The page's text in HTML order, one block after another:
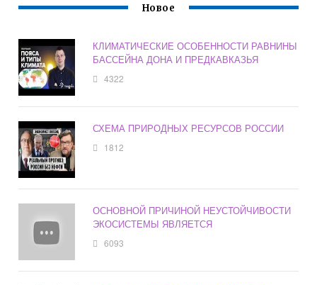
Новое
КЛИМАТИЧЕСКИЕ ОСОБЕННОСТИ РАВНИНЫ
БАССЕЙНА ДОНА И ПРЕДКАВКАЗЬЯ
4322
СХЕМА ПРИРОДНЫХ РЕСУРСОВ РОССИИ
1812
ОСНОВНОЙ ПРИЧИНОЙ НЕУСТОЙЧИВОСТИ
ЭКОСИСТЕМЫ ЯВЛЯЕТСЯ
6093